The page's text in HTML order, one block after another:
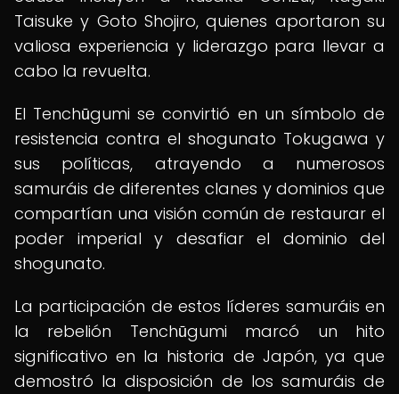
Taisuke y Goto Shojiro, quienes aportaron su
valiosa experiencia y liderazgo para llevar a
cabo la revuelta.
El Tenchūgumi se convirtió en un símbolo de
resistencia contra el shogunato Tokugawa y
sus políticas, atrayendo a numerosos
samuráis de diferentes clanes y dominios que
compartían una visión común de restaurar el
poder imperial y desafiar el dominio del
shogunato.
La participación de estos líderes samuráis en
la rebelión Tenchūgumi marcó un hito
significativo en la historia de Japón, ya que
demostró la disposición de los samuráis de